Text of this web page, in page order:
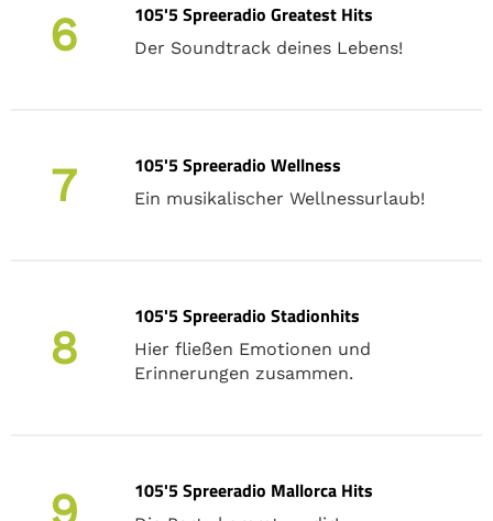
6 105'5 Spreeradio Greatest Hits
Der Soundtrack deines Lebens!
7 105'5 Spreeradio Wellness
Ein musikalischer Wellnessurlaub!
8
105'5 Spreeradio Stadionhits
Hier fließen Emotionen und
Erinnerungen zusammen.
105'5 Spreeradio Mallorca Hits